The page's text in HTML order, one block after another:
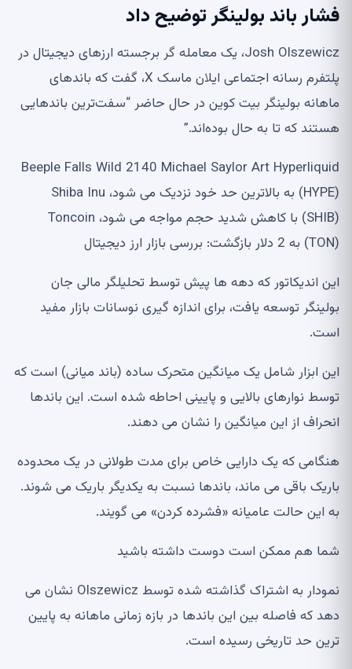
فشار باند بولینگر توضیح داد
Josh Olszewicz، یک معامله گر برجسته ارزهای دیجیتال در
پلتفرم رسانه اجتماعی ایلان ماسک X، گفت که باندهای
ماهانه بولینگر بیت کوین در حال حاضر “سفت‌ترین باندهایی
هستند که تا به حال بوده‌اند.”
Beeple Falls Wild 2140 Michael Saylor Art Hyperliquid
(HYPE) به بالاترین حد خود نزدیک می شود، Shiba Inu
(SHIB) با کاهش شدید حجم مواجه می شود، Toncoin
(TON) به 2 دلار بازگشت: بررسی بازار ارز دیجیتال
این اندیکاتور که دهه ها پیش توسط تحلیلگر مالی جان
بولینگر توسعه یافت، برای اندازه گیری نوسانات بازار مفید
است.
این ابزار شامل یک میانگین متحرک ساده (باند میانی) است که
توسط نوارهای بالایی و پایینی احاطه شده است. این باندها
انحراف از این میانگین را نشان می دهند.
هنگامی که یک دارایی خاص برای مدت طولانی در یک محدوده
باریک باقی می ماند، باندها نسبت به یکدیگر باریک می شوند.
به این حالت عامیانه «فشرده کردن» می گویند.
شما هم ممکن است دوست داشته باشید
نمودار به اشتراک گذاشته شده توسط Olszewicz نشان می
دهد که فاصله بین این باندها در بازه زمانی ماهانه به پایین
ترین حد تاریخی رسیده است.